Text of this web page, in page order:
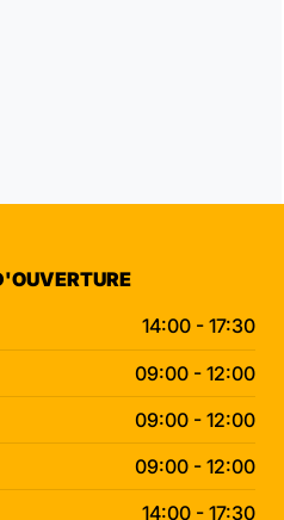
14:00 - 17:30
09:00 - 12:00
09:00 - 12:00
09:00 - 12:00
14:00 - 17:30